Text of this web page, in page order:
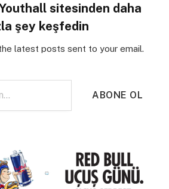
sitesinden daha
şey keşfedin
latest posts sent to your email.
ABONE OL